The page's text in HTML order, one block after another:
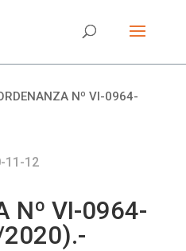
Nº VI-0964-
11-12
Nº VI-0964-